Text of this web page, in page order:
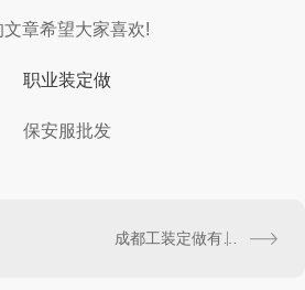
章希望大家喜欢!